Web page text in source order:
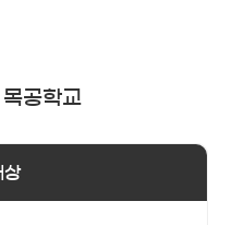
공학교
상